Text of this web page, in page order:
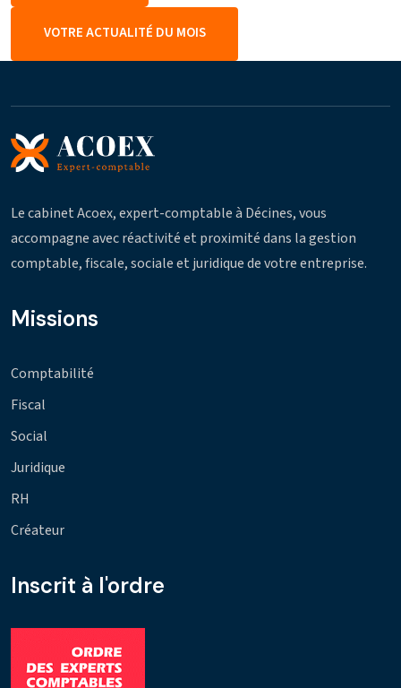
VOTRE ACTUALITÉ DU MOIS
Le cabinet Acoex, expert-comptable à Décines, vous
accompagne avec réactivité et proximité dans la gestion
comptable, fiscale, sociale et juridique de votre entreprise.
Missions
Comptabilité
Fiscal
Social
Juridique
RH
Créateur
Inscrit à l'ordre